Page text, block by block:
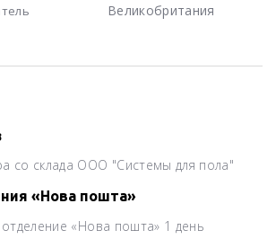
со склада ООО "Системы для пола"
«Нова пошта»
«Нова пошта» 1 день
Великобритания